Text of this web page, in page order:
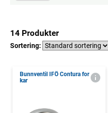
14 Produkter
Sortering:
Bunnventil IFÖ Contura for
kar